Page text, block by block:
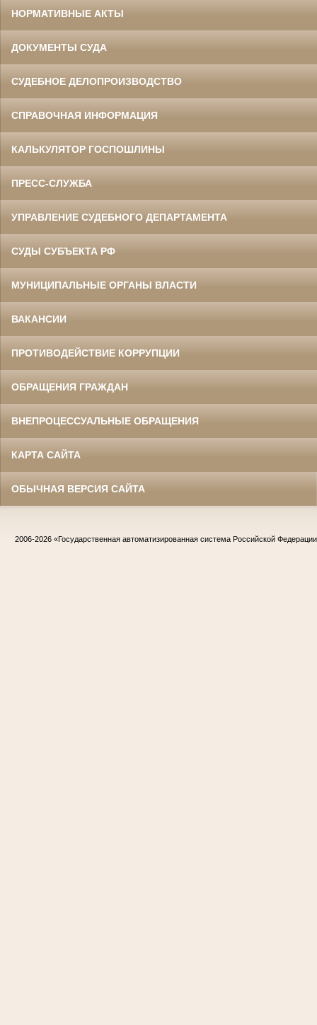
НОРМАТИВНЫЕ АКТЫ
ДОКУМЕНТЫ СУДА
СУДЕБНОЕ ДЕЛОПРОИЗВОДСТВО
СПРАВОЧНАЯ ИНФОРМАЦИЯ
КАЛЬКУЛЯТОР ГОСПОШЛИНЫ
ПРЕСС-СЛУЖБА
УПРАВЛЕНИЕ СУДЕБНОГО ДЕПАРТАМЕНТА
СУДЫ СУБЪЕКТА РФ
МУНИЦИПАЛЬНЫЕ ОРГАНЫ ВЛАСТИ
ВАКАНСИИ
ПРОТИВОДЕЙСТВИЕ КОРРУПЦИИ
ОБРАЩЕНИЯ ГРАЖДАН
ВНЕПРОЦЕССУАЛЬНЫЕ ОБРАЩЕНИЯ
КАРТА САЙТА
ОБЫЧНАЯ ВЕРСИЯ САЙТА
2006-2026 «Государственная автоматизированная система Российской